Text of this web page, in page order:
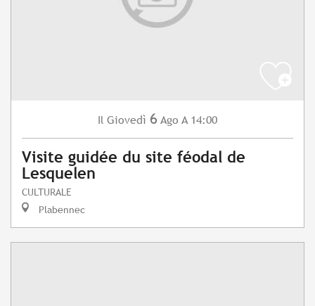
Il Giovedì 6 Ago A 14:00
Visite guidée du site féodal de
Lesquelen
CULTURALE
Plabennec